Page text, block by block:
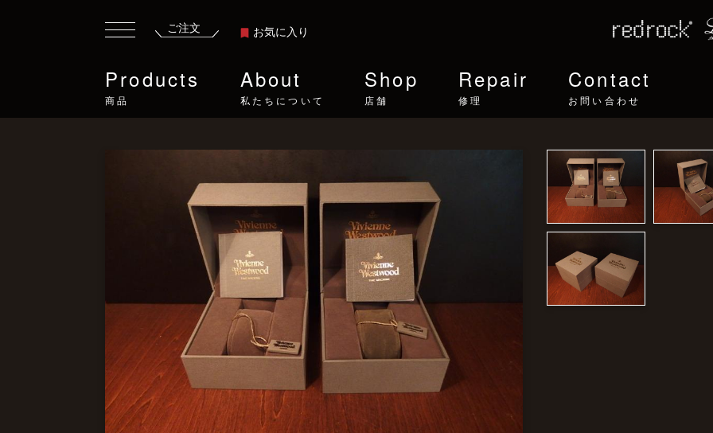
ご注文 お気に入り
Products
商品
About
私たちについて
Shop
店舗
Repair
修理
Contact
お問い合わせ